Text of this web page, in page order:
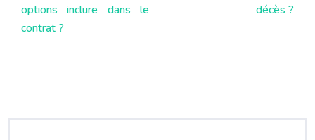
options inclure dans le
contrat ?
décès ?